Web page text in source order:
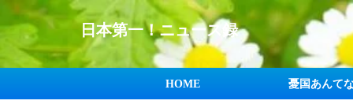
日本第一！ニュース録
HOME 憂国あんて